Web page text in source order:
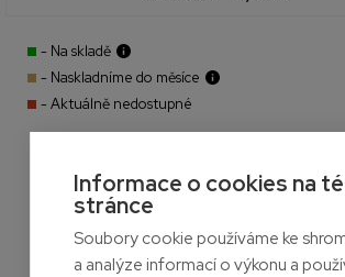
- Na skladě
- Naskladníme do měsíce
- Aktuálně nedostupné
Informace o cookies na
stránce
Soubory cookie používáme ke
a analýze informací o výkonu a